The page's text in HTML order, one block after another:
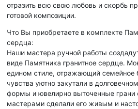
отразить всю свою любовь и скорбь
готовой композиции.
Что Вы приобретаете в комплекте
сердца:
Наши мастера ручной работы
виде Памятника гранитное сердце.
едином стиле, отражающий семейное
чувства уютно закутали в
формы и ювелирно выточенные
мастерами сделали его живым и